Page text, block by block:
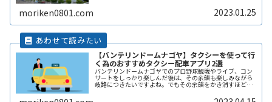
たくない自由に入出庫がしたい帰りReadMore...
moriken0801.com 2023.01.25
【バンテリンドームナゴヤ】タクシーを使って行
く為のおすすめタクシー配車アプリ2選
バンテリンドームナゴヤでのプロ野球観戦やライブ、コン
サートをしっかり楽しんだ後は、その余韻も楽しみながら
岐路につきたいですよね。でもその余韻をかき消すほどの
理由にイベントの途中で帰りたくもReadMore...